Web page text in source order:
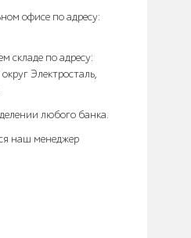
офисе по адресу:
складе по адресу:
Электросталь,
любого банка.
наш менеджер